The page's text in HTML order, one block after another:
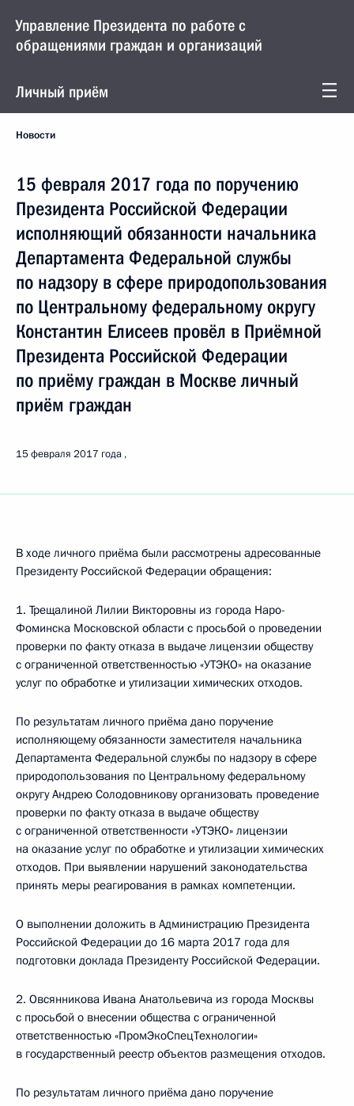
Управление Президента по работе с
обращениями граждан и организаций
Личный приём
Новости
15 февраля 2017 года по поручению
Президента Российской Федерации
исполняющий обязанности начальника
Департамента Федеральной службы
по надзору в сфере природопользования
по Центральному федеральному округу
Константин Елисеев провёл в Приёмной
Президента Российской Федерации
по приёму граждан в Москве личный
приём граждан
15 февраля 2017 года
В ходе личного приёма были рассмотрены адресованные
Президенту Российской Федерации обращения:
1. Трещалиной Лилии Викторовны из города Наро-
Фоминска Московской области с просьбой о проведении
проверки по факту отказа в выдаче лицензии обществу
с ограниченной ответственностью «УТЭКО» на оказание
услуг по обработке и утилизации химических отходов.
По результатам личного приёма дано поручение
исполняющему обязанности заместителя начальника
Департамента Федеральной службы по надзору в сфере
природопользования по Центральному федеральному
округу Андрею Солодовникову организовать проведение
проверки по факту отказа в выдаче обществу
с ограниченной ответственности «УТЭКО» лицензии
на оказание услуг по обработке и утилизации химических
отходов. При выявлении нарушений законодательства
принять меры реагирования в рамках компетенции.
О выполнении доложить в Администрацию Президента
Российской Федерации до 16 марта 2017 года для
подготовки доклада Президенту Российской Федерации.
2. Овсянникова Ивана Анатольевича из города Москвы
с просьбой о внесении общества с ограниченной
ответственностью «ПромЭкоСпецТехнологии»
в государственный реестр объектов размещения отходов.
По результатам личного приёма дано поручение